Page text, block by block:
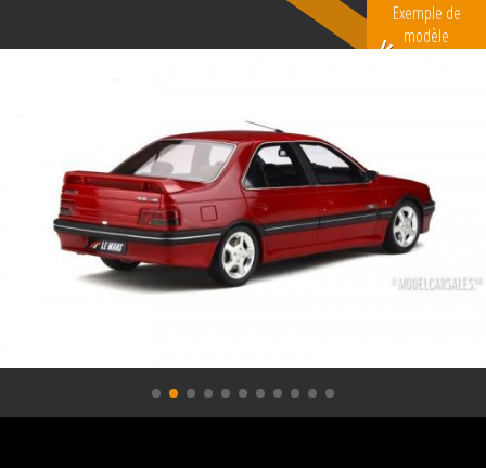
Exemple de
modèle
Vendu